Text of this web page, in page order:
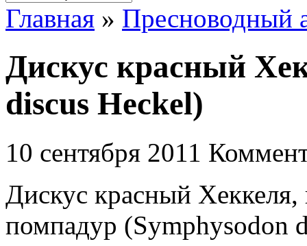
Главная » Пресноводный
Дискус красный
discus Heckel)
10 сентября 2011
Дискус красный
помпадур (Symphysodon